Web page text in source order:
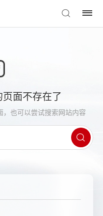
面不存在了
，也可以尝试搜索网站内容